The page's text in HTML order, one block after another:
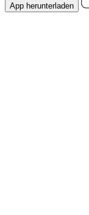
App herunterladen